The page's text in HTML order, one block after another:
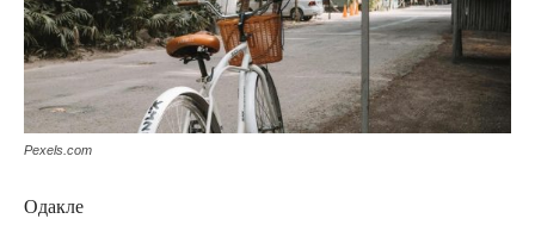
Pexels.com
Одакле